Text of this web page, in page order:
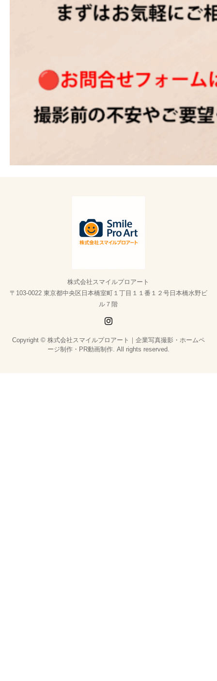
株式会社スマイルプロアート
〒103-0022 東京都中央区日本橋室町１丁目１１番１２号日本橋水野ビ
ル７階
Copyright © 株式会社スマイルプロアート｜企業写真撮影・ホームペ
ージ制作・PR動画制作. All rights reserved.